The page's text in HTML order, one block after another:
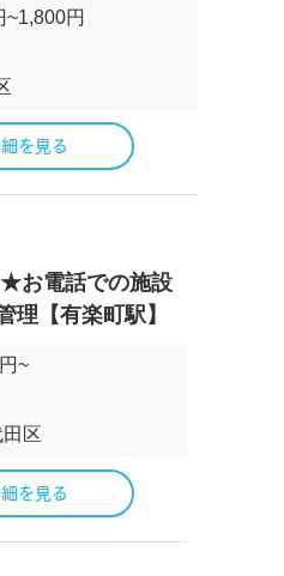
~1,800円
を見る
お電話での施設
理【有楽町駅】
~
区
を見る